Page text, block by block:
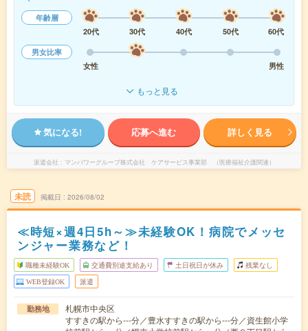
年齢層
20代
30代 40代 50代
60代
男女比率
女性
男性
もっと見る
気になる! 応募へ進む 詳しく見る
派遣会社 マンパワーグループ株式会社 ケアサービス事業部 （医療福祉介護関連）
未読 掲載日 2026/08/02
≪時短×週4日5h～≫未経験OK！病院でメッセ
ンジャー業務など！
職種未経験OK 交通費別途支給あり 土日祝日が休み 残業なし
WEB登録OK 派遣
勤務地
札幌市中央区
すすきの駅から---分／豊水すすきの駅から---分／資生館小学